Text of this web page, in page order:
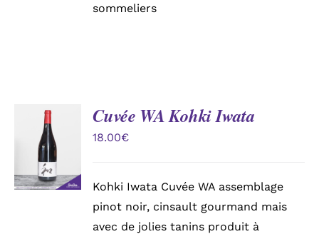
sommeliers
AJOUTER
AU
PANIER
/
DÉTAILS
Cuvée WA Kohki Iwata
18.00€
Kohki Iwata Cuvée WA assemblage
pinot noir, cinsault gourmand mais
avec de jolies tanins produit à